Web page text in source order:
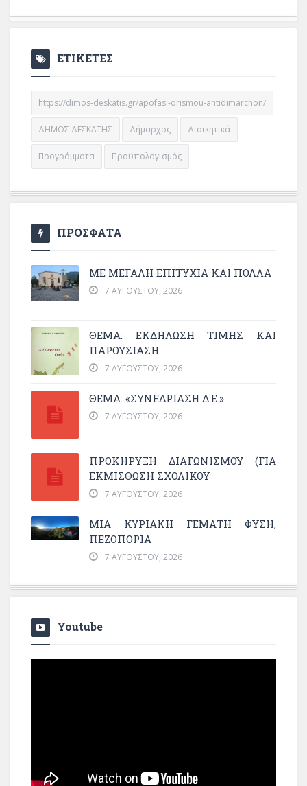
ΕΤΙΚΕΤΕΣ
https://dimos-deskatis.gr/apofasi-orismou-antidimarchon/
ΔΗΜΟΣ ΔΕΣΚΑΤΗΣ Δήμαρχος Διοικητικά
Προγράμματα Προϋπολογισμός
ΠΡΟΣΦΑΤΑ
ΜΕ ΜΕΓΆΛΗ ΕΠΙΤΥΧΊΑ ΚΑΙ ΠΟΛΛΆ
7 ΑΥΓΟΎΣΤΟΥ, 2026
ΘΈΜΑ: ΕΚΔΉΛΩΣΗ ΤΙΜΉΣ ΚΑΙ
ΠΑΡΟΥΣΊΑΣΗ
7 ΑΥΓΟΎΣΤΟΥ, 2026
ΘΕΜΑ: «ΣΥΝΕΔΡΊΑΣΗ Δ.Ε.»
7 ΑΥΓΟΎΣΤΟΥ, 2026
ΠΡΟΚΗΡΥΞΗ ΔΙΑΓΩΝΙΣΜΟΥ (ΓΙΑ
ΕΚΜΊΣΘΩΣΗ ΣΧΟΛΙΚΟΎ
7 ΑΥΓΟΎΣΤΟΥ, 2026
ΜΙΑ ΚΥΡΙΑΚΉ ΓΕΜΆΤΗ ΦΎΣΗ,
ΠΕΖΟΠΟΡΊΑ
7 ΑΥΓΟΎΣΤΟΥ, 2026
Youtube